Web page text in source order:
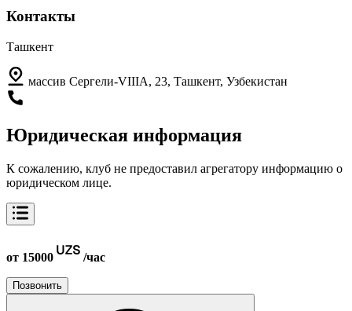
Контакты
Ташкент
массив Сергели-VIIIА, 23, Ташкент, Узбекистан
Юридическая информация
К сожалению, клуб не предоставил агрегатору информацию о
юридическом лице.
от 15000 /час
Позвонить